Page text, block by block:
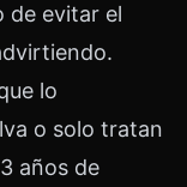
de evitar el
lo
o solo tratan
años de